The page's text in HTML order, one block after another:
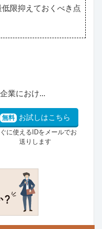
限抑えておくべき点
業におけ...
無料 お試しはこちら
に使えるIDをメールでお
送りします